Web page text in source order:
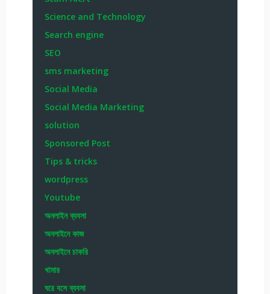
Science and Technology
Search engine
SEO
sms marketing
Social Media
Social Media Marketing
solution
Sponsored Post
Tips & tricks
wordpress
Youtube
অনলাইন ব্যবসা
অনলাইনে কাজ
অনলাইনে চাকরি
খামার
ঘরে বসে ব্যবসা